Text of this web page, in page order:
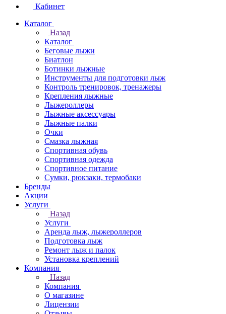
Кабинет
Каталог
Назад
Каталог
Беговые лыжи
Биатлон
Ботинки лыжные
Инструменты для подготовки лыж
Контроль тренировок, тренажеры
Крепления лыжные
Лыжероллеры
Лыжные аксессуары
Лыжные палки
Очки
Смазка лыжная
Спортивная обувь
Спортивная одежда
Спортивное питание
Сумки, рюкзаки, термобаки
Бренды
Акции
Услуги
Назад
Услуги
Аренда лыж, лыжероллеров
Подготовка лыж
Ремонт лыж и палок
Установка креплений
Компания
Назад
Компания
О магазине
Лицензии